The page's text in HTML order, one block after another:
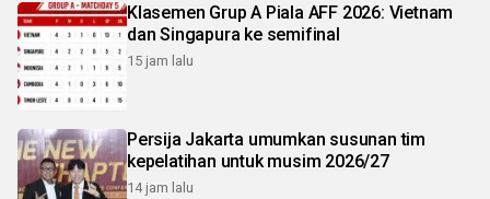
Klasemen Grup A Piala AFF 2026: Vietnam
dan Singapura ke semifinal
15 jam lalu
Persija Jakarta umumkan susunan tim
kepelatihan untuk musim 2026/27
14 jam lalu